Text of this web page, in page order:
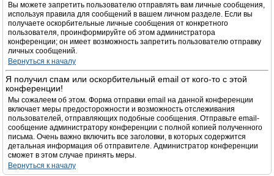
Вы можете запретить пользователю отправлять вам личные сообщения,
используя правила для сообщений в вашем личном разделе. Если вы
получаете оскорбительные личные сообщения от конкретного
пользователя, проинформируйте об этом администратора
конференции; он имеет возможность запретить пользователю отправку
личных сообщений.
Вернуться к началу
Я получил спам или оскорбительный email от кого-то с этой
конференции!
Мы сожалеем об этом. Форма отправки email на данной конференции
включает меры предосторожности и возможность отслеживания
пользователей, отправляющих подобные сообщения. Отправьте email-
сообщение администратору конференции с полной копией полученного
письма. Очень важно включить все заголовки, в которых содержится
детальная информация об отправителе. Администратор конференции
сможет в этом случае принять меры.
Вернуться к началу